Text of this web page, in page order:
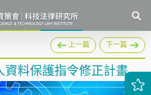
上一篇 下一篇
資料保護指令修正計畫